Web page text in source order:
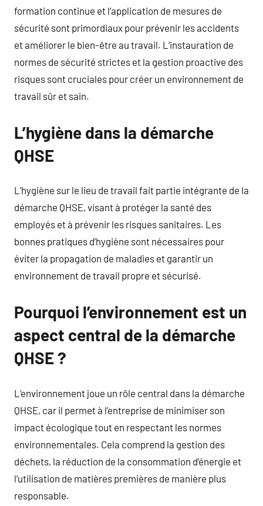
formation continue et l’application de mesures de
sécurité sont primordiaux pour prévenir les accidents
et améliorer le bien-être au travail. L’instauration de
normes de sécurité strictes et la gestion proactive des
risques sont cruciales pour créer un environnement de
travail sûr et sain.
L’hygiène dans la démarche
QHSE
L’hygiène sur le lieu de travail fait partie intégrante de la
démarche QHSE, visant à protéger la santé des
employés et à prévenir les risques sanitaires. Les
bonnes pratiques d’hygiène sont nécessaires pour
éviter la propagation de maladies et garantir un
environnement de travail propre et sécurisé.
Pourquoi l’environnement est un
aspect central de la démarche
QHSE ?
L’environnement joue un rôle central dans la démarche
QHSE, car il permet à l’entreprise de minimiser son
impact écologique tout en respectant les normes
environnementales. Cela comprend la gestion des
déchets, la réduction de la consommation d’énergie et
l’utilisation de matières premières de manière plus
responsable.